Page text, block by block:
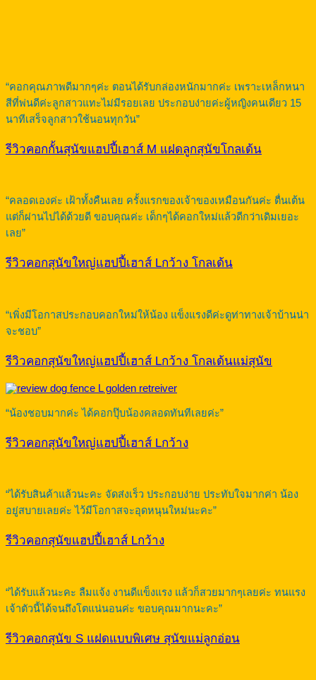
“คอกคุณภาพดีมากๆค่ะ ตอนได้รับกล่องหนักมากค่ะ เพราะเหล็กหนา
สีที่พ่นดีค่ะลูกสาวแทะไม่มีรอยเลย ประกอบง่ายค่ะผู้หญิงคนเดียว 15
นาทีเสร็จลูกสาวใช้นอนทุกวัน”
รีวิวคอกกั้นสุนัขแฮปปี้เฮาส์ M แฝดลูกสุนัขโกลเด้น
“คลอดเองค่ะ เฝ้าทั้งคืนเลย ครั้งแรกของเจ้าของเหมือนกันค่ะ ตื่นเต้น
แต่ก็ผ่านไปได้ด้วยดี ขอบคุณค่ะ เด็กๆได้คอกใหม่แล้วดีกว่าเดิมเยอะ
เลย”
รีวิวคอกสุนัขใหญ่แฮปปี้เฮาส์ Lกว้าง โกลเด้น
“เพิ่งมีโอกาสประกอบคอกใหม่ให้น้อง แข็งแรงดีค่ะดูท่าทางเจ้าบ้านน่า
จะชอบ”
รีวิวคอกสุนัขใหญ่แฮปปี้เฮาส์ Lกว้าง โกลเด้นแม่สุนัข
“น้องชอบมากค่ะ ได้คอกปุ๊บน้องคลอดทันทีเลยค่ะ”
รีวิวคอกสุนัขใหญ่แฮปปี้เฮาส์ Lกว้าง
“ได้รับสินค้าแล้วนะคะ จัดส่งเร็ว ประกอบง่าย ประทับใจมากค่า น้อง
อยู่สบายเลยค่ะ ไว้มีโอกาสจะอุดหนุนใหม่นะคะ”
รีวิวคอกสุนัขแฮปปี้เฮาส์ Lกว้าง
“ได้รับแล้วนะคะ ลืมแจ้ง งานดีแข็งแรง แล้วก็สวยมากๆเลยค่ะ ทนแรง
เจ้าตัวนี้ได้จนถึงโตแน่นอนค่ะ ขอบคุณมากนะคะ”
รีวิวคอกสุนัข S แฝดแบบพิเศษ สุนัขแม่ลูกอ่อน